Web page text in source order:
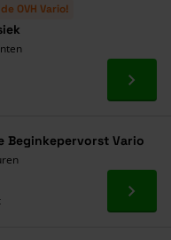
OVH Vario!
Ga
Beginkepervorst Vario
Ga